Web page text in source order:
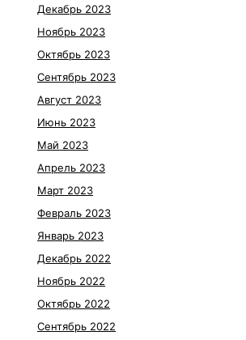
Декабрь 2023
Ноябрь 2023
Октябрь 2023
Сентябрь 2023
Август 2023
Июнь 2023
Май 2023
Апрель 2023
Март 2023
Февраль 2023
Январь 2023
Декабрь 2022
Ноябрь 2022
Октябрь 2022
Сентябрь 2022